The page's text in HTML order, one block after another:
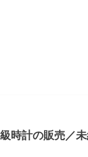
時計の販売／